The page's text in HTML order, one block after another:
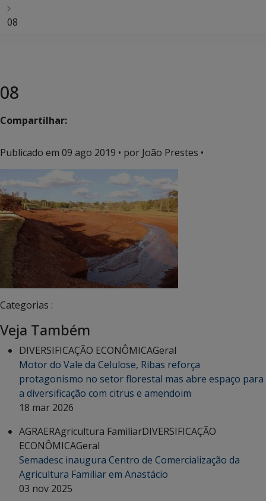
08
08
Compartilhar:
Publicado em 09 ago 2019 • por João Prestes •
Categorias :
Veja Também
DIVERSIFICAÇÃO ECONÔMICAGeral
Motor do Vale da Celulose, Ribas reforça
protagonismo no setor florestal mas abre espaço para
a diversificação com citrus e amendoim
18 mar 2026
AGRAERAgricultura FamiliarDIVERSIFICAÇÃO
ECONÔMICAGeral
Semadesc inaugura Centro de Comercialização da
Agricultura Familiar em Anastácio
03 nov 2025